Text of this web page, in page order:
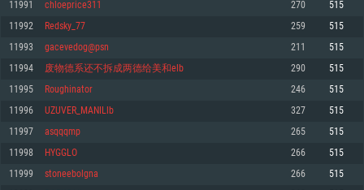
Placa Gráfica: Placa com DirectX 11: AMD Radeon 77XX / NVIDIA GeForce
GTX 660. Resolução mínima suportada: 720p
Network: Internet de banda larga.
Disco: 23,1 GB
Recomendado
Placa Gráfica: Intel Iris Pro 5200 (Mac), equivalentes AMD/Nvidia para Mac.
Resolução mínima suportada: 720p com suporte Metal.
Network: Internet de banda larga.
Disco: 21,5 GB
Recomendado
Placa Gráfica: NVIDIA 660 com os drivers mais recentes (não mais de 6
meses) / equivalentes AMD com os drivers mais recentes com suporte
Vulkan (não mais de 6 meses); Resolução mínima suportada: 720p.
Network: Internet de banda larga.
Disco: 21,5 GB
Recomendado
Sistema Operativo: Ubuntu 20.04 64bit
Processador: Intel Core i7
Memória: 16 GB
11991 chloeprice311 270 515
11992 Redsky_77 259 515
11993 gacevedog@psn 211 515
11994 废物德系还不拆成两德给美和elb 290 515
11995 Roughinator 246 515
11996 UZUVER_MANILlb 327 515
11997 asqqqmp 265 515
11998 HYGGLO 266 515
11999 stoneebolgna 266 515